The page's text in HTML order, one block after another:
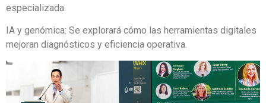
especializada.
IA y genómica: Se explorará cómo las herramientas digitales
mejoran diagnósticos y eficiencia operativa.